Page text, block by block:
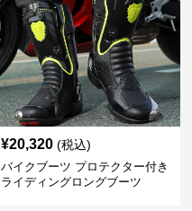
¥20,320 (税込)
バイクブーツ プロテクター付き
ライディングロングブーツ